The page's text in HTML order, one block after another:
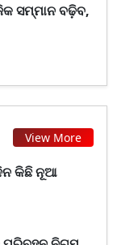
ସମ୍ମାନ ବଢ଼ିବ,
View More
କିଛି ନୂଆ